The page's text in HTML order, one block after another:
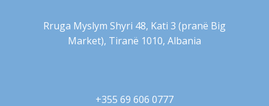
Rruga Myslym Shyri 48, Kati 3 (pranë Big
Market), Tiranë 1010, Albania
+355 69 606 0777